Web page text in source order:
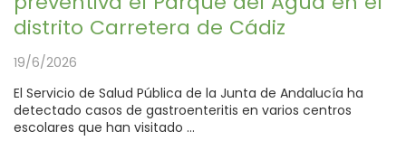
distrito Carretera de Cádiz
19/6/2026
El Servicio de Salud Pública de la Junta de Andalucía ha
detectado casos de gastroenteritis en varios centros
escolares que han visitado ...